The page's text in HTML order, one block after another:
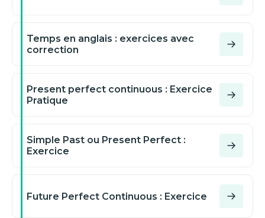
Temps en anglais : exercices avec
correction
Present perfect continuous : Exercice
Pratique
Simple Past ou Present Perfect :
Exercice
Future Perfect Continuous : Exercice